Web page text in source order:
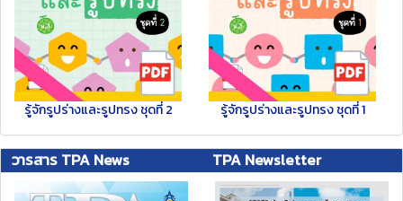
รู้จักรูปร่างและรูปทรง ชุดที่ 2 รู้จักรูปร่างและรูปทรง ชุดที่ 1
วารสาร TPA News TPA Newsletter